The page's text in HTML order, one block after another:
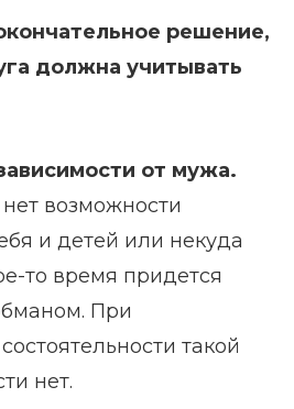
решение,
должна учитывать
от мужа.
возможности
и детей или некуда
то время придется
При
такой
нет.